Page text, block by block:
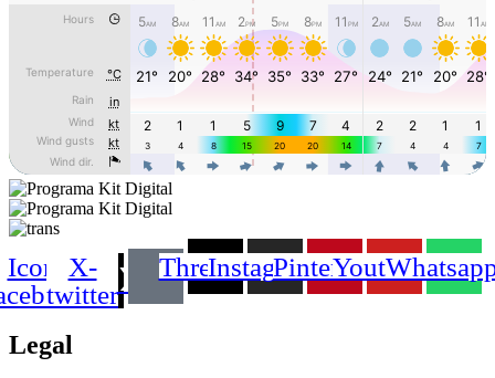
Icon-
X-
twitter
ThreadsInstagramPinterestYoutube
Legal